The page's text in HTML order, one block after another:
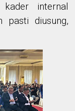
kader internal
pasti diusung,